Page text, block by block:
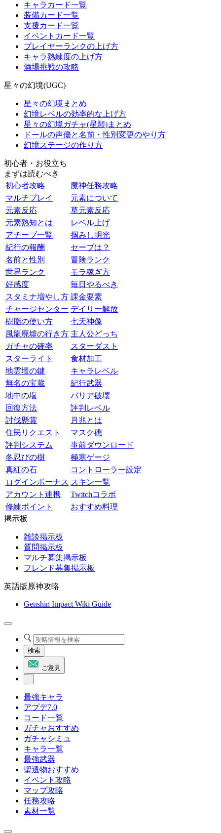
キャラカード一覧
装備カード一覧
支援カード一覧
イベントカード一覧
プレイヤーランクの上げ方
キャラ熟練度の上げ方
酒場挑戦の攻略
星々の幻境(UGC)
星々の幻境まとめ
幻境レベルの効率的な上げ方
星々の幻境ガチャ(星願)まとめ
ドールの声優と名前・性別変更のやり方
幻境ステージの作り方
初心者・お役立ち
まずは読むべき
初心者攻略
魔神任務攻略
マルチプレイ
元素について
元素反応
草元素反応
元素熟知とは
レベル上げ
アチーブ一覧
掴みし明光
紀行の報酬
セーブは？
名前と性別
冒険ランク
世界ランク
モラ稼ぎ方
好感度
毎日やるべき
スタミナ増やし方 課金要素
チャージセンター デイリー解放
樹脂の使い方
七天神像
風龍廃墟の行き方 主人公どっち
ガチャの確率
スターダスト
スターライト
食材加工
地霊壇の鍵
キャラレベル
無名の宝蔵
紀行武器
地中の塩
バリア破壊
回復方法
評判レベル
討伐懸賞
月兆とは
住民リクエスト
マスク礁
評判システム
事前ダウンロード
冬忍びの樹
極寒ゲージ
真紅の石
コントローラー設定
ログインボーナス スキン一覧
アカウント連携
Twitchコラボ
修練ポイント
おすすめ料理
掲示板
雑談掲示板
質問掲示板
マルチ募集掲示板
フレンド募集掲示板
英語版原神攻略
Genshin Impact Wiki Guide
検索
ご意見
最強キャラ
アプデ7.0
コード一覧
ガチャおすすめ
ガチャシミュ
キャラ一覧
最強武器
聖遺物おすすめ
イベント攻略
マップ攻略
任務攻略
素材一覧